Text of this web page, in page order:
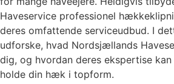
Haveservice professionel
deres omfattende serviceudbud. I
udforske, hvad Nordsjællands
dig, og hvordan deres ekspertise
holde din hæk i topform.